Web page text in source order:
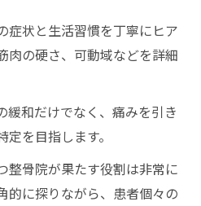
症状と生活習慣を丁寧にヒア
肉の硬さ、可動域などを詳細
緩和だけでなく、痛みを引き
を目指します。
整骨院が果たす役割は非常に
的に探りながら、患者個々の